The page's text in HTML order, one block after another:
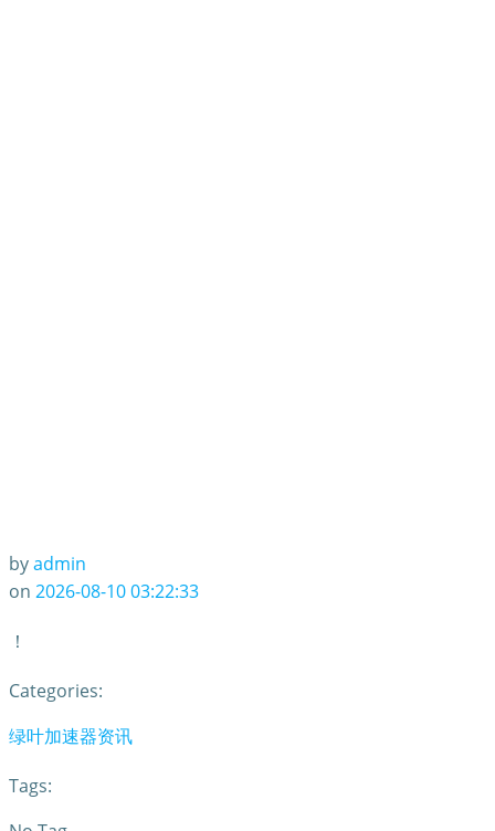
byadmin
on 2026-08-10 03:22:33
！
Categories:
绿叶加速器资讯
Tags: